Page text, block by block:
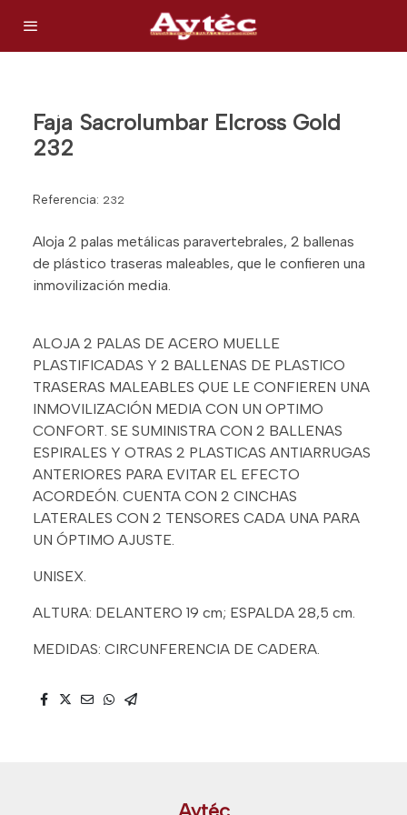
Faja Sacrolumbar Elcross Gold
232
Referencia: 232
Aloja 2 palas metálicas paravertebrales, 2 ballenas
de plástico traseras maleables, que le confieren una
inmovilización media.
ALOJA 2 PALAS DE ACERO MUELLE
PLASTIFICADAS Y 2 BALLENAS DE PLASTICO
TRASERAS MALEABLES QUE LE CONFIEREN UNA
INMOVILIZACIÓN MEDIA CON UN OPTIMO
CONFORT. SE SUMINISTRA CON 2 BALLENAS
ESPIRALES Y OTRAS 2 PLASTICAS ANTIARRUGAS
ANTERIORES PARA EVITAR EL EFECTO
ACORDEÓN. CUENTA CON 2 CINCHAS
LATERALES CON 2 TENSORES CADA UNA PARA
UN ÓPTIMO AJUSTE.
UNISEX.
ALTURA: DELANTERO 19 cm; ESPALDA 28,5 cm.
MEDIDAS: CIRCUNFERENCIA DE CADERA.